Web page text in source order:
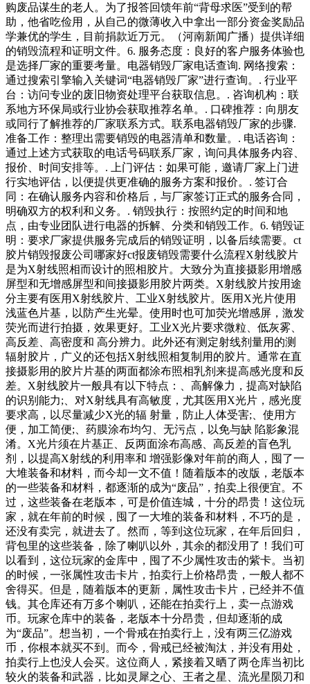
购废品谋生的老人。为了报答回馈年前“背母求医”受到的帮
助，他省吃俭用，从自己的微薄收入中拿出一部分资金奖励品
学兼优的学生，目前捐款近万元。（河南新闻广播）提供详细
的销毁流程和证明文件。6. 服务态度：良好的客户服务体验也
是选择厂家的重要考量。电器销毁厂家电话查询. 网络搜索：
通过搜索引擎输入关键词“电器销毁厂家”进行查询。. 行业平
台：访问专业的废旧物资处理平台获取信息。. 咨询机构：联
系地方环保局或行业协会获取推荐名单。. 口碑推荐：向朋友
或同行了解推荐的厂家联系方式。联系电器销毁厂家的步骤.
准备工作：整理出需要销毁的电器清单和数量。. 电话咨询：
通过上述方式获取的电话号码联系厂家，询问具体服务内容、
报价、时间安排等。. 上门评估：如果可能，邀请厂家上门进
行实地评估，以便提供更准确的服务方案和报价。. 签订合
同：在确认服务内容和价格后，与厂家签订正式的服务合同，
明确双方的权利和义务。. 销毁执行：按照约定的时间和地
点，由专业团队进行电器的拆解、分类和销毁工作。6. 销毁证
明：要求厂家提供服务完成后的销毁证明，以备后续需要。ct
胶片销毁报废公司哪家好ct报废销毁需要什么流程X射线胶片
是为X射线照相而设计的照相胶片。大致分为直接摄影用增感
屏型和无增感屏型和间接摄影用胶片两类。X射线胶片按用途
分主要有医用X射线胶片、工业X射线胶片。医用X光片使用
浅蓝色片基，以防产生光晕。使用时也可加荧光增感屏，激发
荧光而进行拍摄，效果更好。工业X光片要求微粒、低灰雾、
高反差、高密度和 高分辨力。此外还有测定射线剂量用的测
辐射胶片，广义的还包括X射线照相复制用的胶片。通常在直
接摄影用的胶片片基的两面都涂布照相乳剂来提高感光度和反
差。X射线胶片一般具有以下特点：、高解像力，提高对缺陷
的识别能力;、对X射线具有高敏度，尤其医用X光片，感光度
要求高，以尽量减少X光的辐 射量，防止人体受害;、使用方
便，加工简便;、药膜涂布均匀、无污点，以免与缺 陷影象混
淆。X光片须在片基正、反两面涂布高感、高反差的盲色乳
剂，以提高X射线的利用率和 增强影像对年前的商人，囤了一
大堆装备和材料，而今却一文不值！随着版本的改版，老版本
的一些装备和材料，都逐渐的成为“废品”，拍卖上很便宜。不
过，这些装备在老版本，可是价值连城，十分的昂贵！这位玩
家，就在年前的时候，囤了一大堆的装备和材料，不巧的是，
还没有卖完，就进去了。然而，等到这位玩家，在年后回归，
背包里的这些装备，除了喇叭以外，其余的都没用了！我们可
以看到，这位玩家的金库中，囤了不少属性攻击的紫卡。当初
的时候，一张属性攻击卡片，拍卖行上价格昂贵，一般人都不
舍得买。但是，随着版本的更新，属性攻击卡片，已经并不值
钱。其仓库还有万多个喇叭，还能在拍卖行上，卖一点游戏
币。玩家仓库中的装备，老版本十分昂贵，但却逐渐的成
为“废品”。想当初，一个骨戒在拍卖行上，没有两三亿游戏
币，你根本就买不到。而今，骨戒已经被淘汰，并没有用处，
拍卖行上也没人会买。这位商人，紧接着又晒了两仓库当初比
较火的装备和武器，比如灵犀之心、王者之星、流光星陨刀和